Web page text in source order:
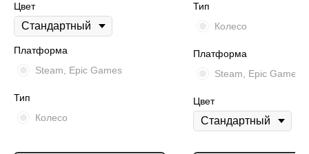
Цвет
Платформа
Steam, Epic Games
Тип
Колесо
Тип
Колесо
Платформа
Steam, Epic Games
Цвет